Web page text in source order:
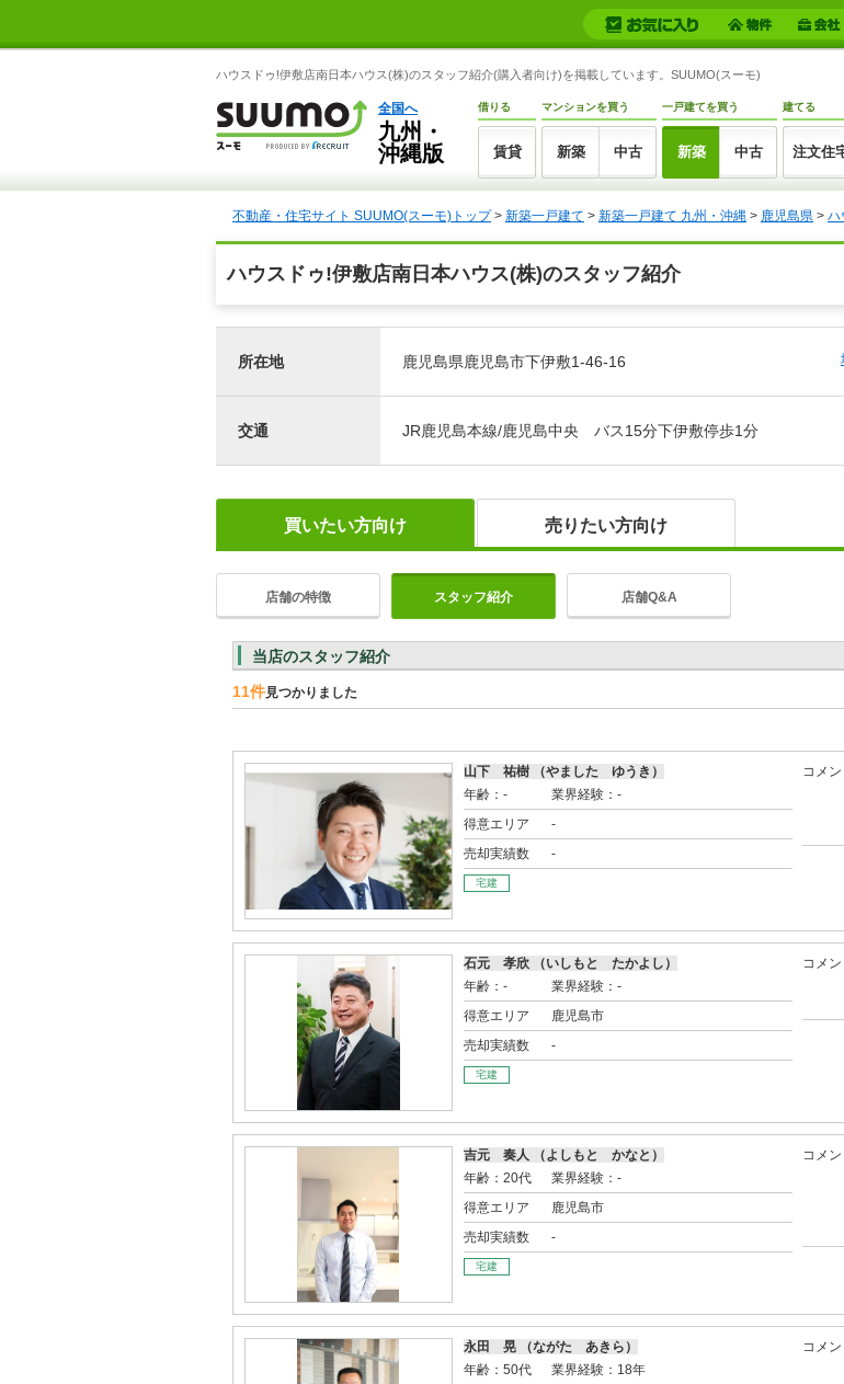
ハウスドゥ!伊敷店南日本ハウス(株)のスタッフ紹介(購入者向け)を掲載しています。SUUMO(スーモ)
全国へ
九州・
沖縄版
借りる
賃貸
マンションを買う
新築 中古
一戸建てを買う
新築 中古
建てる
注文住
不動産・住宅サイト SUUMO(スーモ)トップ> 新築一戸建て > 新築一戸建て 九州・沖縄 > 鹿児島県 > ハ
ハウスドゥ!伊敷店南日本ハウス(株)のスタッフ紹介
所在地 鹿児島県鹿児島市下伊敷1-46-16
交通 JR鹿児島本線/鹿児島中央 バス15分下伊敷停歩1分
買いたい方向け 売りたい方向け
店舗の特徴 スタッフ紹介 店舗Q&A
当店のスタッフ紹介
11件見つかりました
山下 祐樹 （やました ゆうき）
年齢：-
業界経験：-
得意エリア
-
売却実績数
-
宅建
コメン
石元 孝欣 （いしもと たかよし）
年齢：-
業界経験：-
得意エリア
鹿児島市
売却実績数
-
宅建
コメン
吉元 奏人 （よしもと かなと）
年齢：20代
業界経験：-
得意エリア
鹿児島市
売却実績数
-
宅建
コメン
永田 晃 （ながた あきら）
年齢：50代
業界経験：18年
コメン